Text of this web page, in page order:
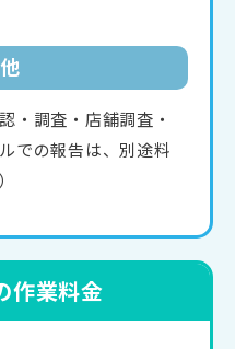
・調査・店舗調査・
での報告は、別途料
作業料金